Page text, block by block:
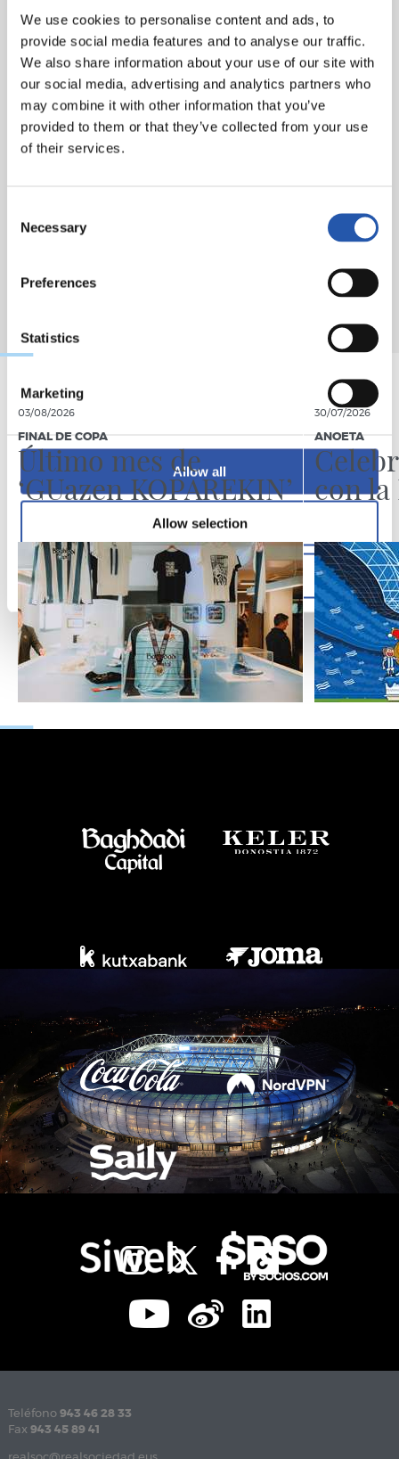
We use cookies to personalise content and ads, to
provide social media features and to analyse our traffic.
We also share information about your use of our site with
our social media, advertising and analytics partners who
may combine it with other information that you’ve
provided to them or that they’ve collected from your use
of their services.
Selection
Necessary
Preferences
Statistics
Marketing
Allow all
Allow selection
Deny
03/08/2026
FINAL DE COPA
Último mes de
‘GUazen KOPAREKIN’
30/07/2026
ANOETA
con la
Teléfono 943 46 28 33
Fax 943 45 89 41